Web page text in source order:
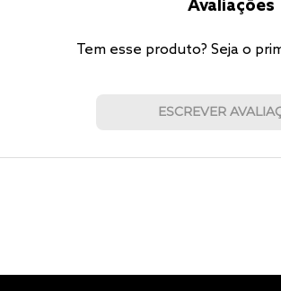
Avaliações
Tem esse produto? Seja o
ESCREVER